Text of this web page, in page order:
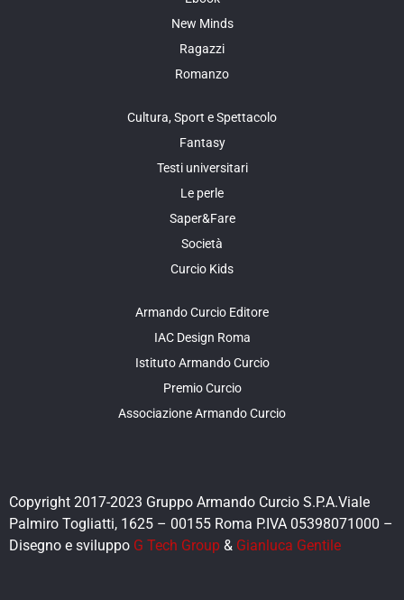
New Minds
Ragazzi
Romanzo
Cultura, Sport e Spettacolo
Fantasy
Testi universitari
Le perle
Saper&Fare
Società
Curcio Kids
Armando Curcio Editore
IAC Design Roma
Istituto Armando Curcio
Premio Curcio
Associazione Armando Curcio
Copyright 2017-2023 Gruppo Armando Curcio S.P.A.Viale
Palmiro Togliatti, 1625 – 00155 Roma P.IVA 05398071000 –
Disegno e sviluppo G Tech Group & Gianluca Gentile